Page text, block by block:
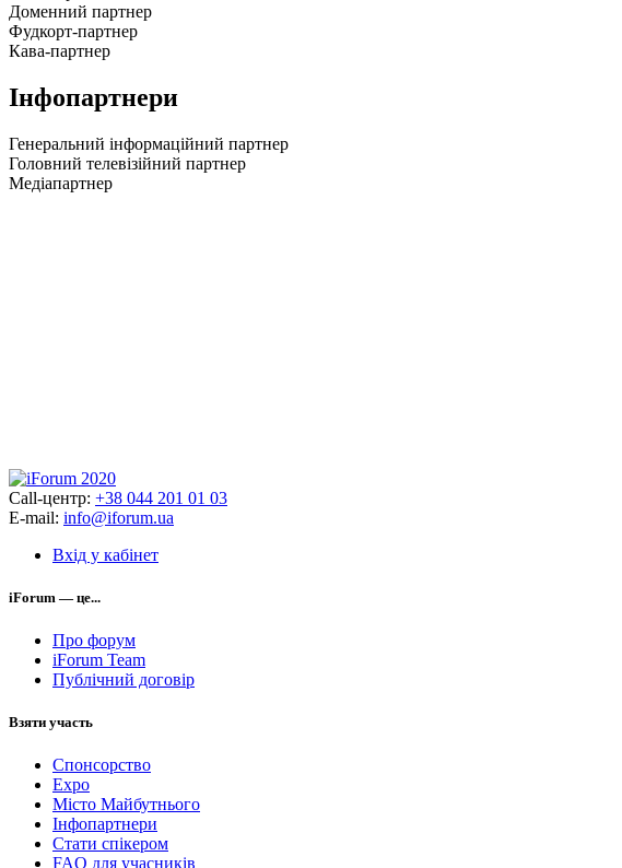
Доменний партнер
Фудкорт-партнер
Кава-партнер
Інфопартнери
Генеральний інформаційний партнер
Головний телевізійний партнер
Медіапартнер
Call-центр: +38 044 201 01 03
E-mail: info@iforum.ua
Вхід у кабінет
iForum — це...
Про форум
iForum Team
Публічний договір
Взяти участь
Спонсорство
Expo
Місто Майбутнього
Інфопартнери
Стати спікером
FAQ для учасників